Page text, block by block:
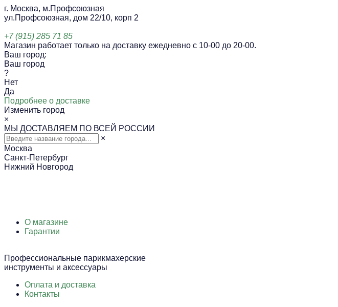
г. Москва, м.Профсоюзная
ул.Профсоюзная, дом 22/10, корп 2
+7 (915) 285 71 85
Магазин работает только на доставку ежедневно с 10-00 до 20-00.
Ваш город:
Ваш город
?
Нет
Да
Подробнее о доставке
Изменить город
×
МЫ ДОСТАВЛЯЕМ ПО ВСЕЙ РОССИИ
×
Москва
Санкт-Петербург
Нижний Новгород
О магазине
Гарантии
Профессиональные парикмахерские
инструменты и аксессуары
Оплата и доставка
Контакты